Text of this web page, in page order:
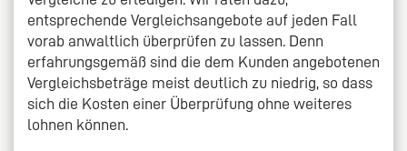
entsprechende Vergleichsangebote auf jeden Fall
vorab anwaltlich überprüfen zu lassen. Denn
erfahrungsgemäß sind die dem Kunden angebotenen
Vergleichsbeträge meist deutlich zu niedrig, so dass
sich die Kosten einer Überprüfung ohne weiteres
lohnen können.